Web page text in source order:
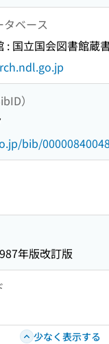
ベース
: 国立国会図書館蔵
）
bib/
年版改訂版
少なく表示する